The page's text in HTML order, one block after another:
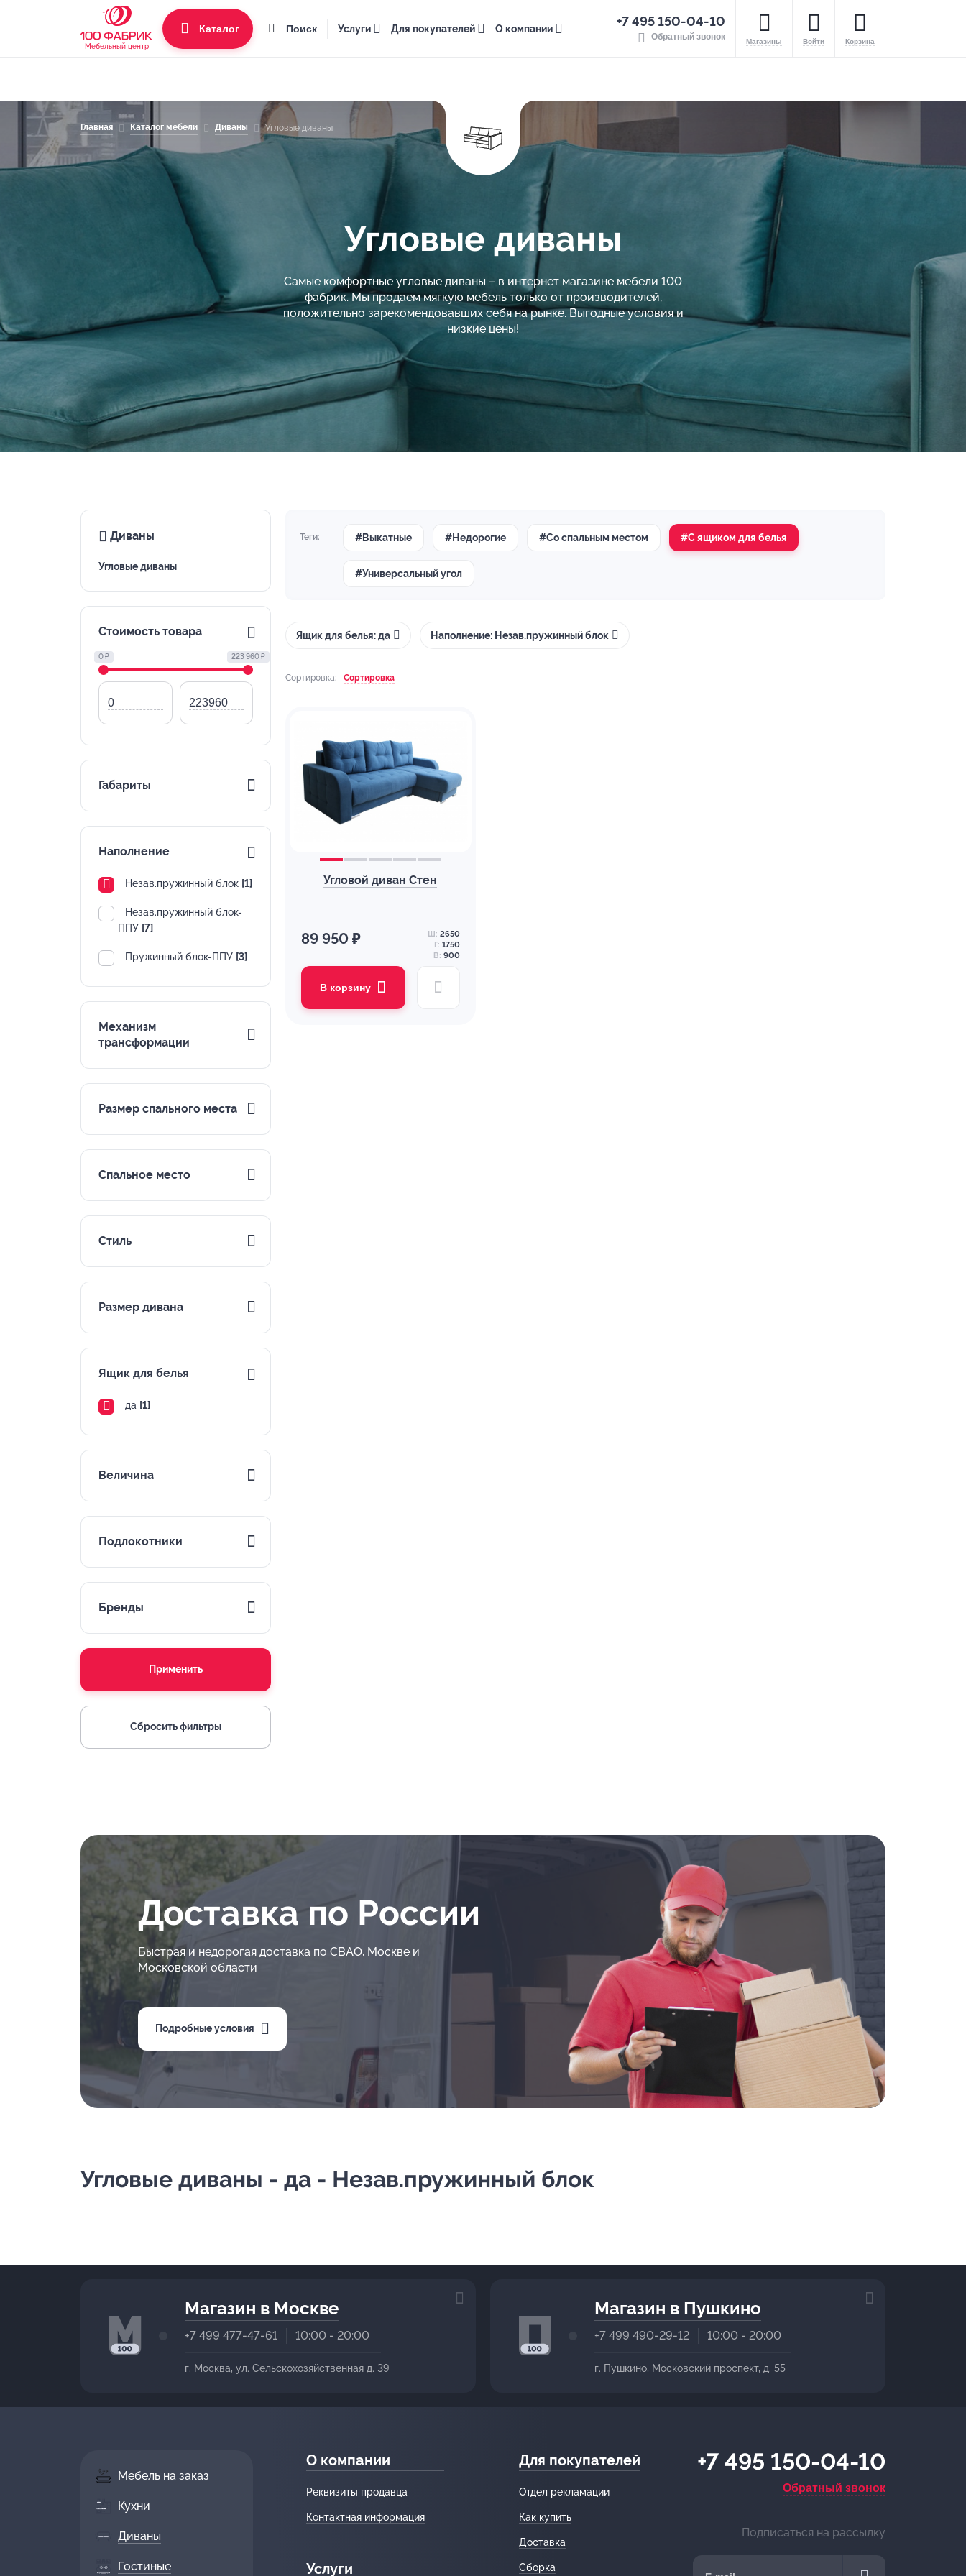
Мебельный центр
Каталог Поиск Услуги Для покупателей О компании +7 495 150-04-10
Обратный звонок Магазины Войти Корзина
Главная Каталог мебели Диваны Угловые диваны
Угловые диваны
Самые комфортные угловые диваны – в интернет магазине мебели 100
фабрик. Мы продаем мягкую мебель только от производителей,
положительно зарекомендовавших себя на рынке. Выгодные условия и
низкие цены!
Диваны
Угловые диваны
Стоимость товара
0 ₽ 223 960 ₽
Габариты
Наполнение
Незав.пружинный блок [1]
Незав.пружинный блок-
ППУ [7]
Пружинный блок-ППУ [3]
Механизм
трансформации
Размер спального места
Спальное место
Стиль
Размер дивана
Ящик для белья
да [1]
Величина
Подлокотники
Бренды
Применить
Сбросить фильтры
Теги: #Выкатные #Недорогие #Со спальным местом #С ящиком для белья
#Универсальный угол
Ящик для белья: да Наполнение: Незав.пружинный блок
Сортировка: Сортировка
Угловой диван Стен
89 950 ₽ Ш: 2650
Г: 1750
В: 900
В корзину
Доставка по России
Быстрая и недорогая доставка по СВАО, Москве и
Московской области
Подробные условия
Угловые диваны - да - Незав.пружинный блок
Магазин в Москве
+7 499 477-47-61 10:00 - 20:00
г. Москва, ул. Сельскохозяйственная д. 39
Магазин в Пушкино
+7 499 490-29-12 10:00 - 20:00
г. Пушкино, Московский проспект, д. 55
Мебель на заказ
Кухни
Диваны
Гостиные
О компании
Реквизиты продавца
Контактная информация
Услуги
Для покупателей
Отдел рекламации
Как купить
Доставка
Сборка
+7 495 150-04-10
Обратный звонок
Подписаться на рассылку